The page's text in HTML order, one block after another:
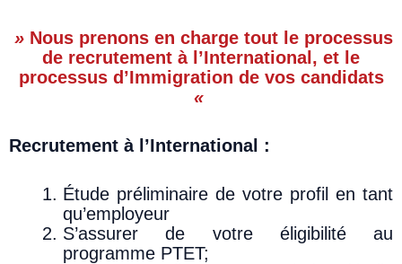
» Nous prenons en charge tout le processus
de recrutement à l’International, et le
processus d’Immigration de vos candidats
«
Recrutement à l’International :
Étude préliminaire de votre profil en tant
qu’employeur
S’assurer de votre éligibilité au
programme PTET;